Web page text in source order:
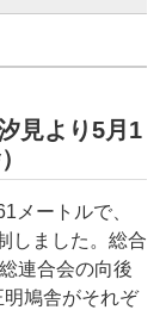
見より5月1
メートルで、
しました。総合
連合会の向後
鳩舎がそれぞ